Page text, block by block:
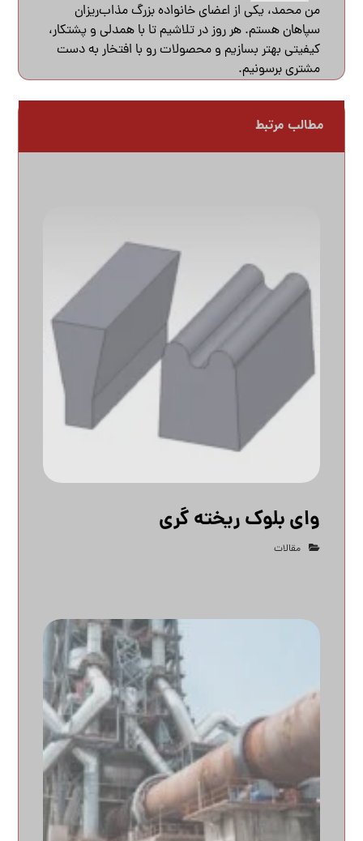
من محمد، یکی از اعضای خانواده بزرگ مذاب‌ریزان
سپاهان هستم. هر روز در تلاشیم تا با همدلی و پشتکار،
کیفیتی بهتر بسازیم و محصولات رو با افتخار به دست
مشتری برسونیم.
مطالب مرتبط
وای بلوک ریخته گری
مقالات